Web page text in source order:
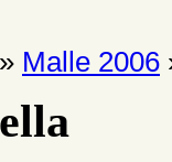
» Malle 2006